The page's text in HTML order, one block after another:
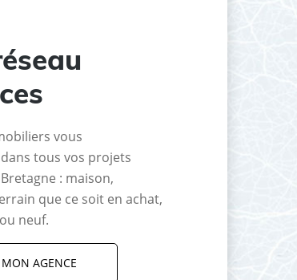
vous
tous vos projets
: maison,
que ce soit en achat,
neuf.
AGENCE